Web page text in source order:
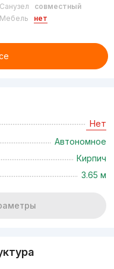
Санузел
совместный
Мебель
нет
Нет
Автономное
Кирпич
3.65 м